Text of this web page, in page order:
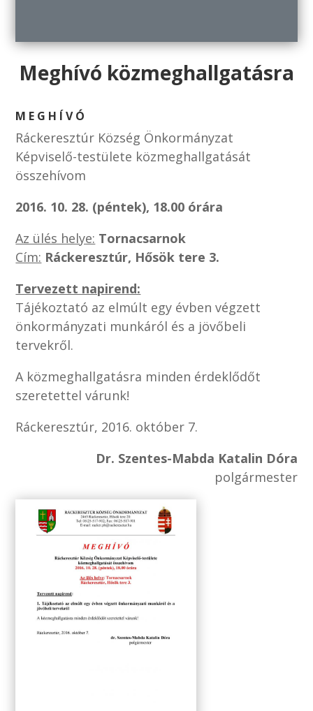
Meghívó közmeghallgatásra
M E G H Í V Ó
Ráckeresztúr Község Önkormányzat
Képviselő-testülete közmeghallgatását
összehívom
2016. 10. 28. (péntek), 18.00 órára
Az ülés helye: Tornacsarnok
Cím: Ráckeresztúr, Hősök tere 3.
Tervezett napirend:
Tájékoztató az elmúlt egy évben végzett
önkormányzati munkáról és a jövőbeli
tervekről.
A közmeghallgatásra minden érdeklődőt
szeretettel várunk!
Ráckeresztúr, 2016. október 7.
Dr. Szentes-Mabda Katalin Dóra
polgármester